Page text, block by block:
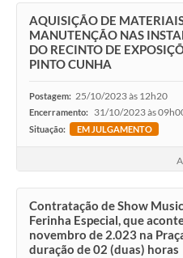
AQUISIÇÃO DE
MANUTENÇÃO NAS
DO RECINTO DE
PINTO CUNHA
Postagem: 25/10/2023 às 12h20
Encerramento: 31/10/2023 às
Situação: EM JULGAMENTO
Contratação de Show
Ferinha Especial, que
novembro de 2.023 na
duração de 02 (duas) horas